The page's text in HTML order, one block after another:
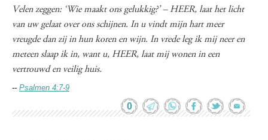
Velen zeggen: ‘Wie maakt ons gelukkig?’ – HEER, laat het licht
van uw gelaat over ons schijnen. In u vindt mijn hart meer
vreugde dan zij in hun koren en wijn. In vrede leg ik mij neer en
meteen slaap ik in, want u, HEER, laat mij wonen in een
vertrouwd en veilig huis.
-- Psalmen 4:7-9
0